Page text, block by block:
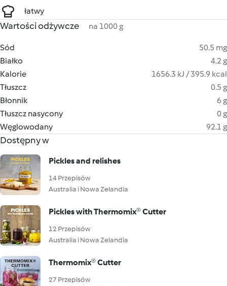
łatwy
Wartości odżywcze na 1000 g
Sód
50.5 mg
Białko
4.2 g
Kalorie
1656.3 kJ / 395.9 kcal
Tłuszcz
0.5 g
Błonnik
6 g
Tłuszcz nasycony
0 g
Węglowodany
92.1 g
Dostępny w
Pickles and relishes
14 Przepisów
Australia i Nowa Zelandia
Pickles with Thermomix® Cutter
12 Przepisów
Australia i Nowa Zelandia
Thermomix® Cutter
27 Przepisów